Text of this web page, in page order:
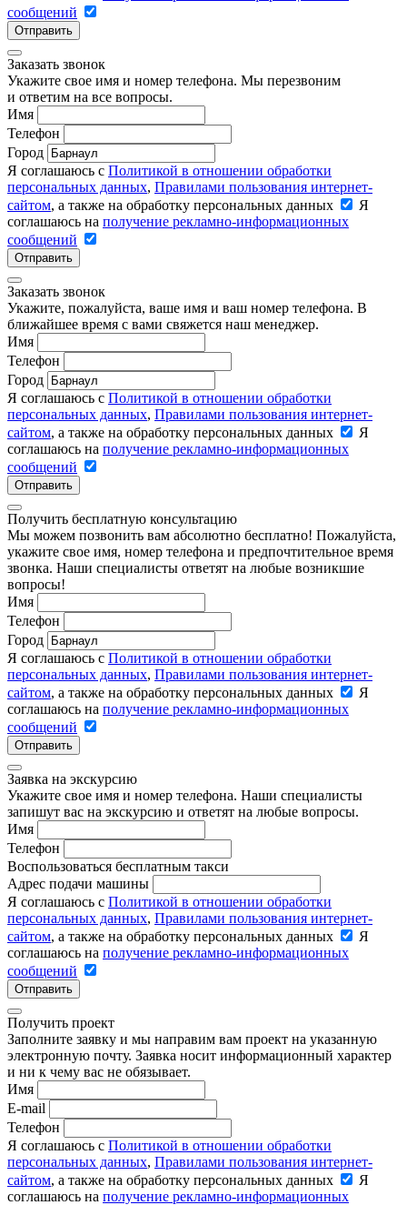
сообщений
Отправить
Заказать звонок
Укажите свое имя и номер телефона. Мы перезвоним
и ответим на все вопросы.
Имя
Телефон
Город
Я соглашаюсь с Политикой в отношении обработки
персональных данных, Правилами пользования интернет-
сайтом, а также на обработку персональных данных
Я
соглашаюсь на получение рекламно-информационных
сообщений
Отправить
Заказать звонок
Укажите, пожалуйста, ваше имя и ваш номер телефона. В
ближайшее время с вами свяжется наш менеджер.
Имя
Телефон
Город
Я соглашаюсь с Политикой в отношении обработки
персональных данных, Правилами пользования интернет-
сайтом, а также на обработку персональных данных
Я
соглашаюсь на получение рекламно-информационных
сообщений
Отправить
Получить бесплатную консультацию
Мы можем позвонить вам абсолютно бесплатно! Пожалуйста,
укажите свое имя, номер телефона и предпочтительное время
звонка. Наши специалисты ответят на любые возникшие
вопросы!
Имя
Телефон
Город
Я соглашаюсь с Политикой в отношении обработки
персональных данных, Правилами пользования интернет-
сайтом, а также на обработку персональных данных
Я
соглашаюсь на получение рекламно-информационных
сообщений
Отправить
Заявка на экскурсию
Укажите свое имя и номер телефона. Наши специалисты
запишут вас на экскурсию и ответят на любые вопросы.
Имя
Телефон
Воспользоваться бесплатным такси
Адрес подачи машины
Я соглашаюсь с Политикой в отношении обработки
персональных данных, Правилами пользования интернет-
сайтом, а также на обработку персональных данных
Я
соглашаюсь на получение рекламно-информационных
сообщений
Отправить
Получить проект
Заполните заявку и мы направим вам проект на указанную
электронную почту. Заявка носит информационный характер
и ни к чему вас не обязывает.
Имя
E-mail
Телефон
Я соглашаюсь с Политикой в отношении обработки
персональных данных, Правилами пользования интернет-
сайтом, а также на обработку персональных данных
Я
соглашаюсь на получение рекламно-информационных